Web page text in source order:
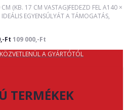
(KB. 17 CM VASTAG)FEDEZD FEL A140 ×
EGYENSÚLYÁT A TÁMOGATÁS,
Ft 109 000,-Ft
KÖZVETLENÜL A GYÁRTÓTÓL
TERMÉKEK